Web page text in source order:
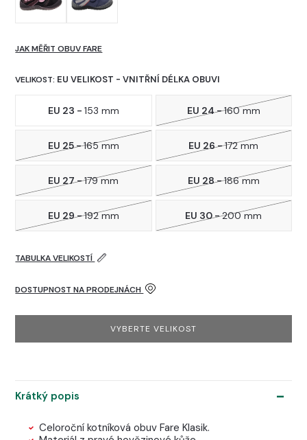
VELIKOST: EU VELIKOST - VNITŘNÍ DÉLKA OBUVI
JAK MĚŘIT OBUV FARE
EU 23 - 153 mm EU 24 -160 mm
EU 25 -165 mm EU 26 -172 mm
EU 27 -179 mm EU 28 -186 mm
EU 29 -192 mm EU 30 -200 mm
TABULKA VELIKOSTÍ
DOSTUPNOST NA PRODEJNÁCH
VYBERTE VELIKOST
Krátký popis
Celoroční kotníková obuv Fare Klasik.